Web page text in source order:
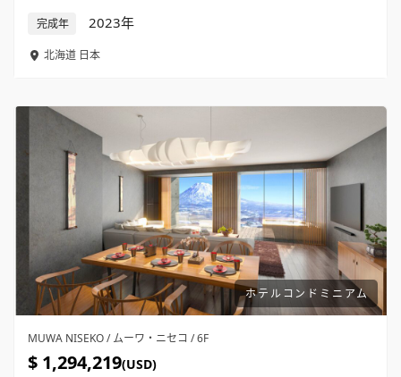
完成年 2023年
北海道 日本
ホテルコンドミニアム
MUWA NISEKO / ムーワ・ニセコ / 6F
$ 1,294,219(USD)